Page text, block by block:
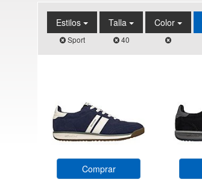
Estilos
Sport
Talla
40
Color
Comprar